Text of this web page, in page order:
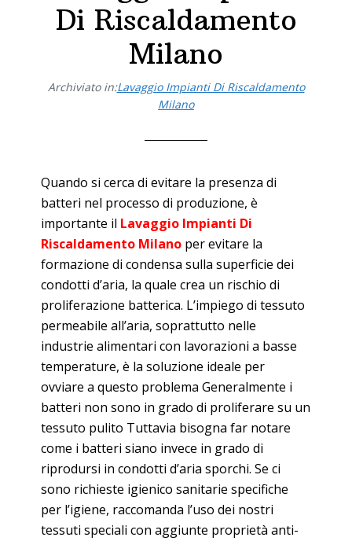
Di Riscaldamento
Milano
Archiviato in:Lavaggio Impianti Di Riscaldamento
Milano
Quando si cerca di evitare la presenza di
batteri nel processo di produzione, è
importante il Lavaggio Impianti Di
Riscaldamento Milano per evitare la
formazione di condensa sulla superficie dei
condotti d’aria, la quale crea un rischio di
proliferazione batterica. L’impiego di tessuto
permeabile all’aria, soprattutto nelle
industrie alimentari con lavorazioni a basse
temperature, è la soluzione ideale per
ovviare a questo problema Generalmente i
batteri non sono in grado di proliferare su un
tessuto pulito Tuttavia bisogna far notare
come i batteri siano invece in grado di
riprodursi in condotti d’aria sporchi. Se ci
sono richieste igienico sanitarie specifiche
per l’igiene, raccomanda l’uso dei nostri
tessuti speciali con aggiunte proprietà anti-